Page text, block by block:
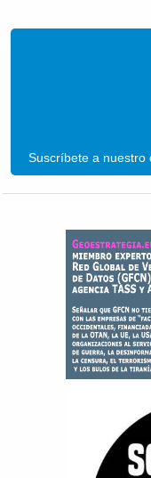
Suscríbete a nuestro